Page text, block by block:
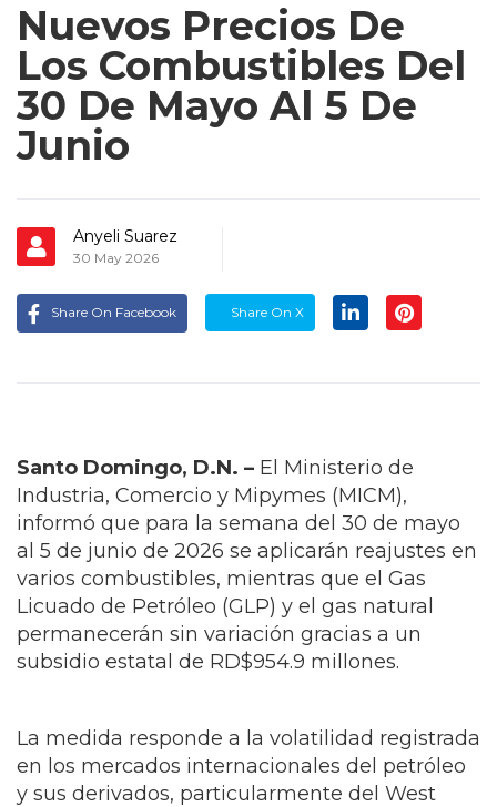
Nuevos Precios De
Los Combustibles Del
30 De Mayo Al 5 De
Junio
Anyeli Suarez
30 May 2026
Share On Facebook Share On X
Santo Domingo, D.N. – El Ministerio de
Industria, Comercio y Mipymes (MICM),
informó que para la semana del 30 de mayo
al 5 de junio de 2026 se aplicarán reajustes en
varios combustibles, mientras que el Gas
Licuado de Petróleo (GLP) y el gas natural
permanecerán sin variación gracias a un
subsidio estatal de RD$954.9 millones.
La medida responde a la volatilidad registrada
en los mercados internacionales del petróleo
y sus derivados, particularmente del West